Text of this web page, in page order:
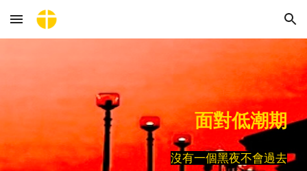
Skip to main content Skip to navigation
面對低潮期
沒有一個黑夜不會過去